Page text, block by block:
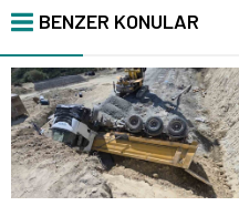
BENZER KONULAR